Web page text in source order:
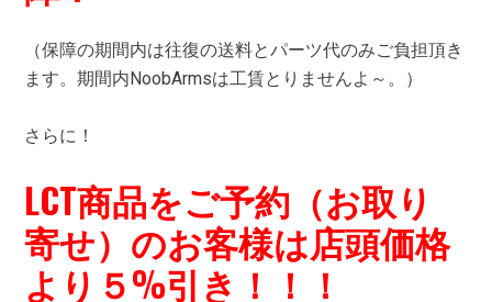
（保障の期間内は往復の送料とパーツ代のみご負担頂き
ます。期間内NoobArmsは工賃とりませんよ～。）
さらに！
LCT商品をご予約（お取り
寄せ）のお客様は店頭価格
より５%引き！！！